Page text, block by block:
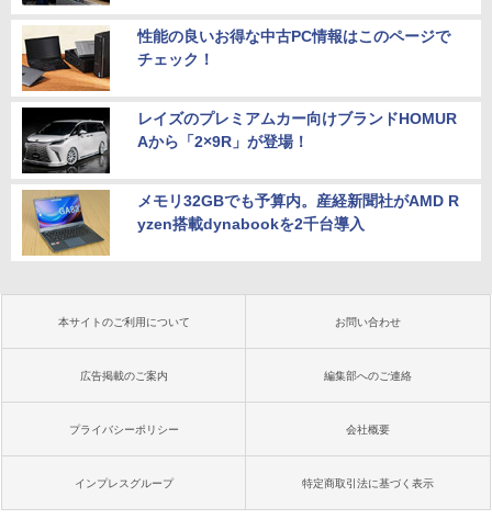
性能の良いお得な中古PC情報はこのページで
チェック！
レイズのプレミアムカー向けブランドHOMUR
Aから「2×9R」が登場！
メモリ32GBでも予算内。産経新聞社がAMD R
yzen搭載dynabookを2千台導入
本サイトのご利用について お問い合わせ
広告掲載のご案内 編集部へのご連絡
プライバシーポリシー 会社概要
インプレスグループ 特定商取引法に基づく表示